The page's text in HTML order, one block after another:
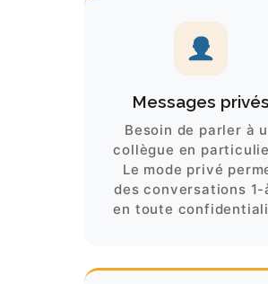
Messages privés
Besoin de parler à
collègue en
Le mode privé
des conversations 1-
en toute